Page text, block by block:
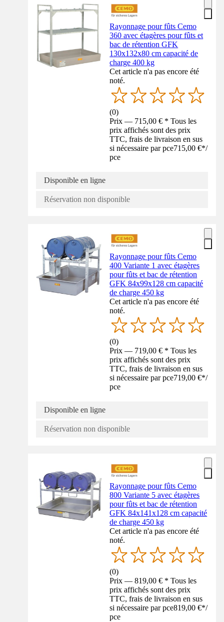
Rayonnage pour fûts Cemo
360 avec étagères pour fûts et
bac de rétention GFK
130x132x80 cm capacité de
charge 400 kg
Cet article n'a pas encore été
noté.
(0)
Prix — 715,00 € * Tous les
prix affichés sont des prix
TTC, frais de livraison en sus
si nécessaire par pce715,00 €*/
pce
Disponible en ligne
Réservation non disponible
Rayonnage pour fûts Cemo
400 Variante 1 avec étagères
pour fûts et bac de rétention
GFK 84x99x128 cm capacité
de charge 450 kg
Cet article n'a pas encore été
noté.
(0)
Prix — 719,00 € * Tous les
prix affichés sont des prix
TTC, frais de livraison en sus
si nécessaire par pce719,00 €*/
pce
Disponible en ligne
Réservation non disponible
Rayonnage pour fûts Cemo
800 Variante 5 avec étagères
pour fûts et bac de rétention
GFK 84x141x128 cm capacité
de charge 450 kg
Cet article n'a pas encore été
noté.
(0)
Prix — 819,00 € * Tous les
prix affichés sont des prix
TTC, frais de livraison en sus
si nécessaire par pce819,00 €*/
pce